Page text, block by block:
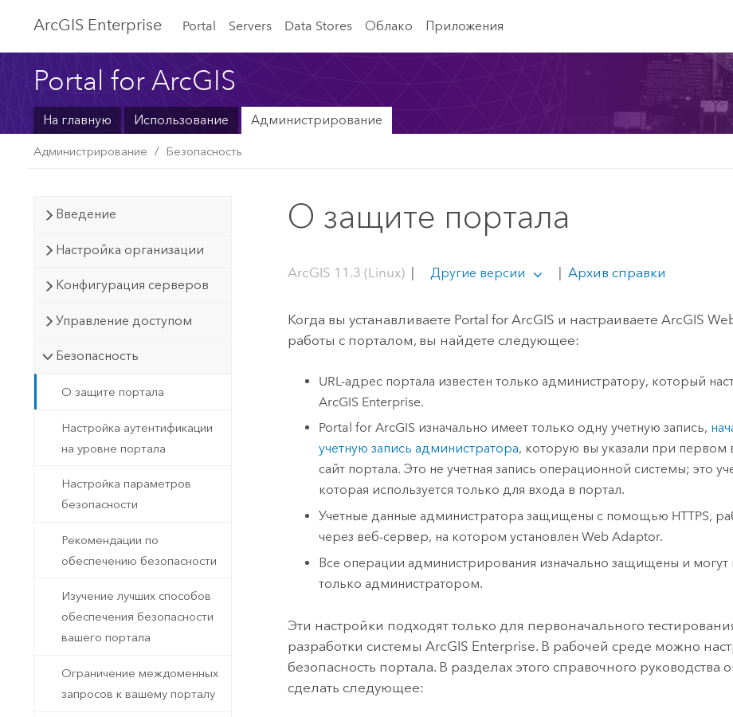
ArcGIS Enterprise Portal Servers Data Stores Облако Приложения
Portal for ArcGIS
На главную Использование Администрирование
Администрирование Безопасность
Введение
Настройка организации
Конфигурация серверов
Управление доступом
Безопасность
О защите портала
Настройка аутентификации
на уровне портала
Настройка параметров
безопасности
Рекомендации по
обеспечению безопасности
Изучение лучших способов
обеспечения безопасности
вашего портала
Ограничение междоменных
запросов к вашему порталу
О защите портала
ArcGIS 11.3 (Linux) | Другие версии | Архив справки
Когда вы устанавливаете Portal for ArcGIS и настраиваете ArcGIS
работы с порталом, вы найдете следующее:
URL-адрес портала известен только администратору, который
ArcGIS Enterprise.
Portal for ArcGIS изначально имеет только одну учетную запись,
учетную запись администратора, которую вы указали при первом
сайт портала. Это не учетная запись операционной системы; это
которая используется только для входа в портал.
Учетные данные администратора защищены с помощью HTTPS,
через веб-сервер, на котором установлен Web Adaptor.
Все операции администрирования изначально защищены и могут
только администратором.
Эти настройки подходят только для первоначального
разработки системыArcGIS Enterprise. В рабочей среде можно
безопасность портала. В разделах этого справочного руководства
сделать следующее: